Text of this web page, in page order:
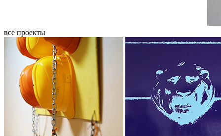
все проекты